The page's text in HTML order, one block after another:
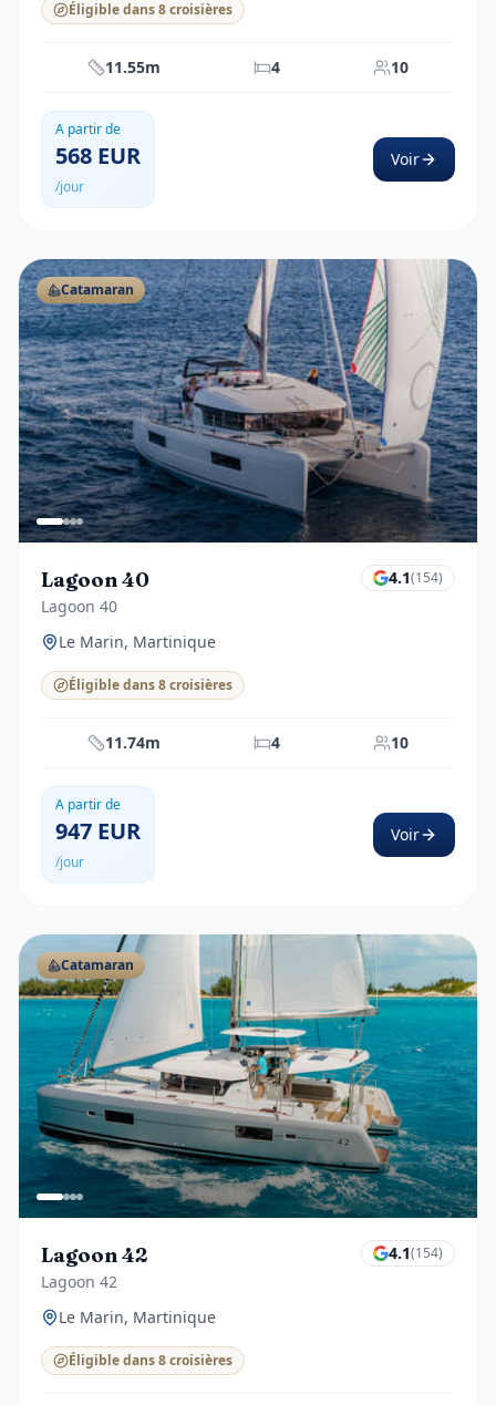
Éligible dans 8 croisières
11.55m 4 10
A partir de
568 EUR
/jour
Voir
Catamaran
Lagoon 40
Lagoon 40
4.1(154)
Le Marin, Martinique
Éligible dans 8 croisières
11.74m 4 10
A partir de
947 EUR
/jour
Voir
Catamaran
Lagoon 42
Lagoon 42
4.1(154)
Le Marin, Martinique
Éligible dans 8 croisières